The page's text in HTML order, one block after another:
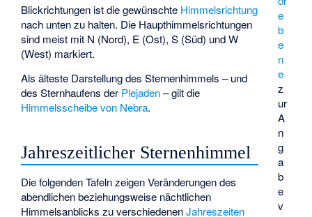
e
b
e
n
e
z
ur
A
n
g
a
b
e
v
Blickrichtungen ist die gewünschte Himmelsrichtung
nach unten zu halten. Die Haupthimmelsrichtungen
sind meist mit N (Nord), E (Ost), S (Süd) und W
(West) markiert.
Als älteste Darstellung des Sternenhimmels – und
des Sternhaufens der Plejaden– gilt die
Himmelsscheibe von Nebra.
Jahreszeitlicher Sternenhimmel
Die folgenden Tafeln zeigen Veränderungen des
abendlichen beziehungsweise nächtlichen
Himmelsanblicks zu verschiedenenJahreszeiten